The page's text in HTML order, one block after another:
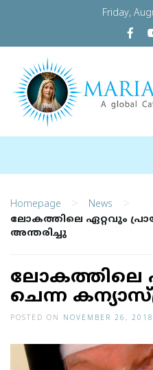
Friday,
Homepage > News >
ലോകത്തിലെ ഏറ്റവും
അന്തരിച്ചു
ലോകത്തിലെ
ചെന്ന
POSTED ON NOVEMBER 26, 2018